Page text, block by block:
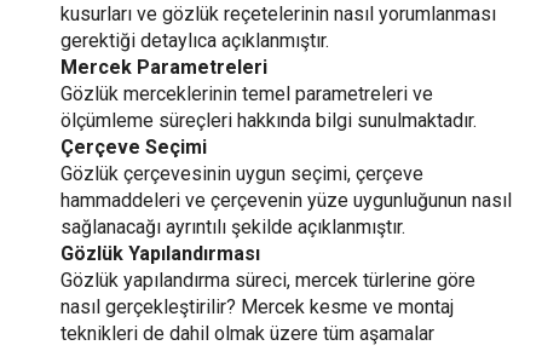
kusurları ve gözlük reçetelerinin nasıl yorumlanması
gerektiği detaylıca açıklanmıştır.
Mercek Parametreleri
Gözlük merceklerinin temel parametreleri ve
ölçümleme süreçleri hakkında bilgi sunulmaktadır.
Çerçeve Seçimi
Gözlük çerçevesinin uygun seçimi, çerçeve
hammaddeleri ve çerçevenin yüze uygunluğunun nasıl
sağlanacağı ayrıntılı şekilde açıklanmıştır.
Gözlük Yapılandırması
Gözlük yapılandırma süreci, mercek türlerine göre
nasıl gerçekleştirilir? Mercek kesme ve montaj
teknikleri de dahil olmak üzere tüm aşamalar